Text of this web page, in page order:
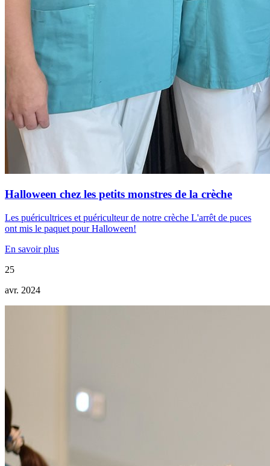
Halloween chez les petits monstres de la crèche
Les puéricultrices et puériculteur de notre crèche L'arrêt de puces
ont mis le paquet pour Halloween!
En savoir plus
25
avr. 2024